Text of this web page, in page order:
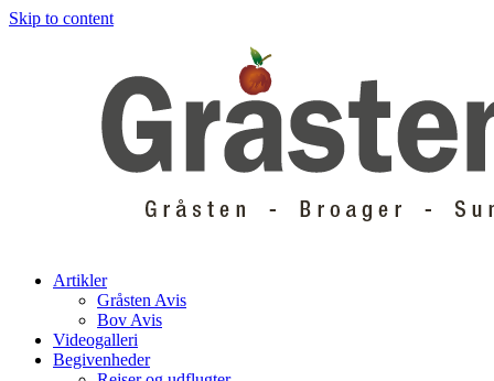
Skip to content
Artikler
Gråsten Avis
Bov Avis
Videogalleri
Begivenheder